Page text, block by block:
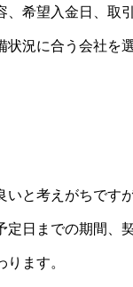
、希望入金日、取
状況に合う会社を
いと考えがちです
定日までの期間、
ます。